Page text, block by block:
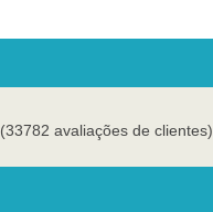
(33782 avaliações de clientes)